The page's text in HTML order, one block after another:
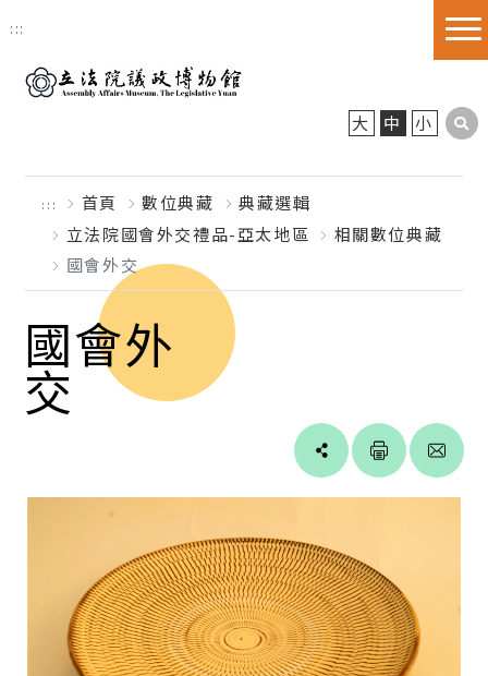
跳到主要內容區塊
:::
大 中 小
::: 首頁 數位典藏
典藏選輯
立法院國會外交禮品-亞太地區
相關數位典藏
國會外交
國會外
交
facebook
Line
twitter blogger